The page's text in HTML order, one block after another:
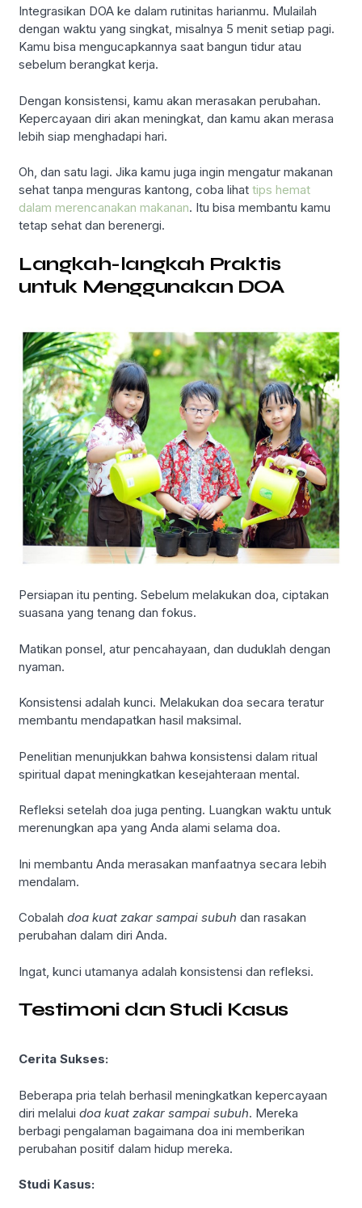
Integrasikan DOA ke dalam rutinitas harianmu. Mulailah
dengan waktu yang singkat, misalnya 5 menit setiap pagi.
Kamu bisa mengucapkannya saat bangun tidur atau
sebelum berangkat kerja.
Dengan konsistensi, kamu akan merasakan perubahan.
Kepercayaan diri akan meningkat, dan kamu akan merasa
lebih siap menghadapi hari.
Oh, dan satu lagi. Jika kamu juga ingin mengatur makanan
sehat tanpa menguras kantong, coba lihattips hemat
dalam merencanakan makanan. Itu bisa membantu kamu
tetap sehat dan berenergi.
Langkah-langkah Praktis
untuk Menggunakan DOA
Persiapan itu penting. Sebelum melakukan doa, ciptakan
suasana yang tenang dan fokus.
Matikan ponsel, atur pencahayaan, dan duduklah dengan
nyaman.
Konsistensi adalah kunci. Melakukan doa secara teratur
membantu mendapatkan hasil maksimal.
Penelitian menunjukkan bahwa konsistensi dalam ritual
spiritual dapat meningkatkan kesejahteraan mental.
Refleksi setelah doa juga penting. Luangkan waktu untuk
merenungkan apa yang Anda alami selama doa.
Ini membantu Anda merasakan manfaatnya secara lebih
mendalam.
Cobalahdoa kuat zakar sampai subuh dan rasakan
perubahan dalam diri Anda.
Ingat, kunci utamanya adalah konsistensi dan refleksi.
Testimoni dan Studi Kasus
Cerita Sukses:
Beberapa pria telah berhasil meningkatkan kepercayaan
diri melaluidoa kuat zakar sampai subuh. Mereka
berbagi pengalaman bagaimana doa ini memberikan
perubahan positif dalam hidup mereka.
Studi Kasus: